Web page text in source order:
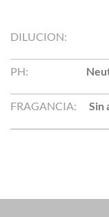
DILUCION:
PH:
FRAGANCIA:
Sin